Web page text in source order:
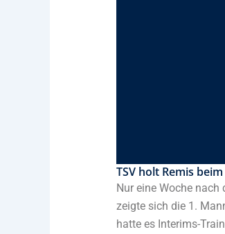
TSV holt Remis
Nur eine Woche
zeigte sich die 1.
hatte es Interims-